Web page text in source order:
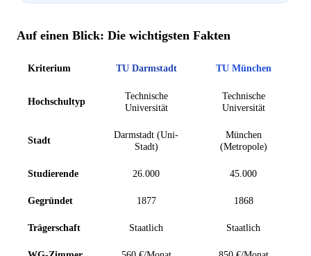
Auf einen Blick: Die wichtigsten Fakten
Kriterium TU Darmstadt TU München
Hochschultyp
Technische
Universität
Technische
Universität
Stadt
Darmstadt (Uni-
Stadt)
München
(Metropole)
Studierende 26.000 45.000
Gegründet 1877 1868
Trägerschaft Staatlich Staatlich